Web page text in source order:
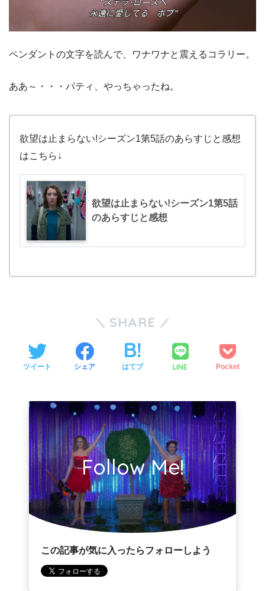
ペンダントの文字を読んで、ワナワナと震えるコラリー。
ああ～・・・パティ、やっちゃったね。
欲望は止まらない!シーズン1第5話のあらすじと感想
はこちら↓
欲望は止まらない!シーズン1第5話
のあらすじと感想
SHARE
ツイート シェア はてブ LINE Pocket
Follow Me!
この記事が気に入ったらフォローしよう